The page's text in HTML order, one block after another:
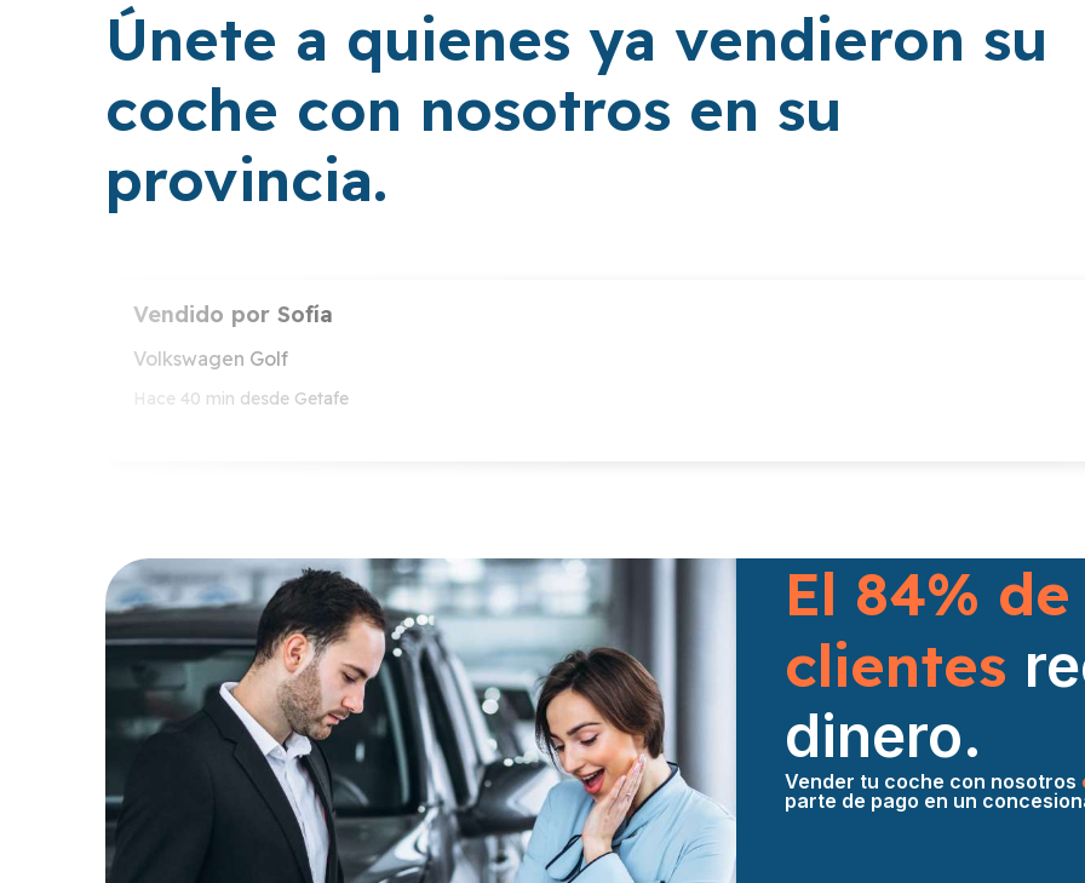
Únete a quienes ya vendieron su
coche con nosotros en su
provincia.
Vendido por Sofía
Volkswagen Golf
Hace 40 min desde Getafe
El 84%
clientes
dinero.
Vender tu coche con nosotros
parte de pago en un